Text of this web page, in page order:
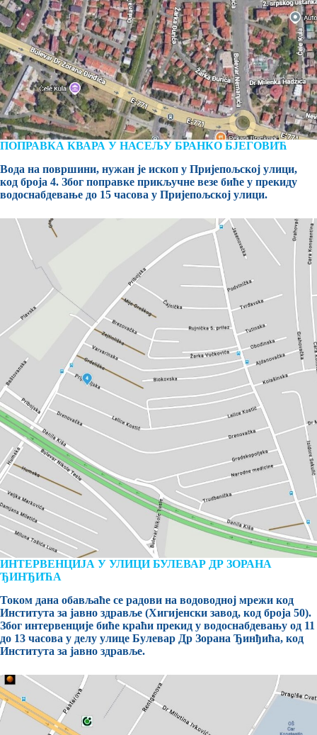
ПОПРАВКА КВАРА У НАСЕЉУ БРАНКО БЈЕГОВИЋ
Вода на површини, нужан је ископ у Пријепољској улици,
код броја 4. Због поправке прикључне везе биће у прекиду
водоснабдевање до 15 часова у Пријепољској улици.
ИНТЕРВЕНЦИЈА У УЛИЦИ БУЛЕВАР ДР ЗОРАНА
ЂИНЂИЋА
Током дана обављаће се радови на водоводној мрежи код
Института за јавно здравље (Хигијенски завод, код броја 50).
Због интервенције биће краћи прекид у водоснабдевању од 11
до 13 часова у делу улице Булевар Др Зорана Ђинђића, код
Института за јавно здравље.